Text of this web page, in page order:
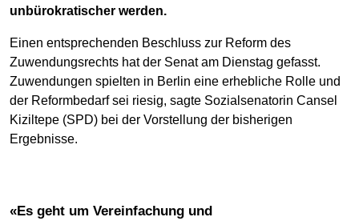
unbürokratischer werden.
Einen entsprechenden Beschluss zur Reform des
Zuwendungsrechts hat der Senat am Dienstag gefasst.
Zuwendungen spielten in Berlin eine erhebliche Rolle und
der Reformbedarf sei riesig, sagte Sozialsenatorin Cansel
Kiziltepe (SPD) bei der Vorstellung der bisherigen
Ergebnisse.
«Es geht um Vereinfachung und